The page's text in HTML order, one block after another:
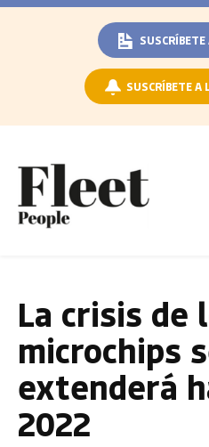
SUSCRÍBETE A
La crisis de
microchips
extenderá
2022